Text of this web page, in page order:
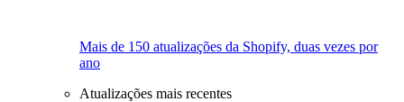
Mais de 150 atualizações da Shopify, duas vezes por
ano
Atualizações mais recentes